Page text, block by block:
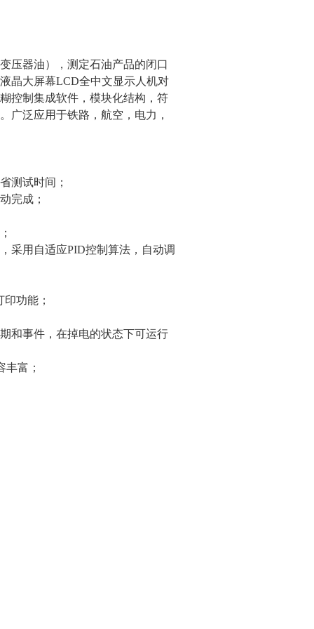
压器油），测定石油产品的闭口
晶大屏幕LCD全中文显示人机对
控制集成软件，模块化结构，符
广泛应用于铁路，航空，电力，
测试时间；
完成；
采用自适应PID控制算法，自动调
功能；
和事件，在掉电的状态下可运行
富；